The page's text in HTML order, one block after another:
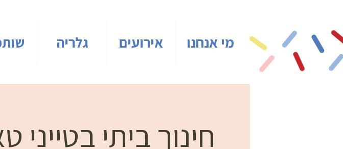
מי אנחנו אירועים גלריה
חינוך ביתי בטייני